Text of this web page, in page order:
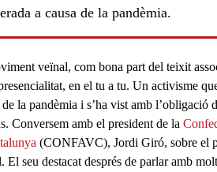
a causa de la pandèmia.
veïnal, com bona part del teixit
, en el tu a tu. Un activisme
la pandèmia i s’ha vist amb l’obligació
Conversem amb el president de la
(CONFAVC), Jordi Giró, sobre el
El seu destacat després de parlar amb